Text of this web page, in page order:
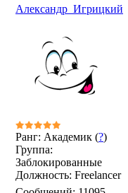
Александр_Игрицкий
Ранг: Академик (?)
Группа:
Заблокированные
Должность: Freelancer